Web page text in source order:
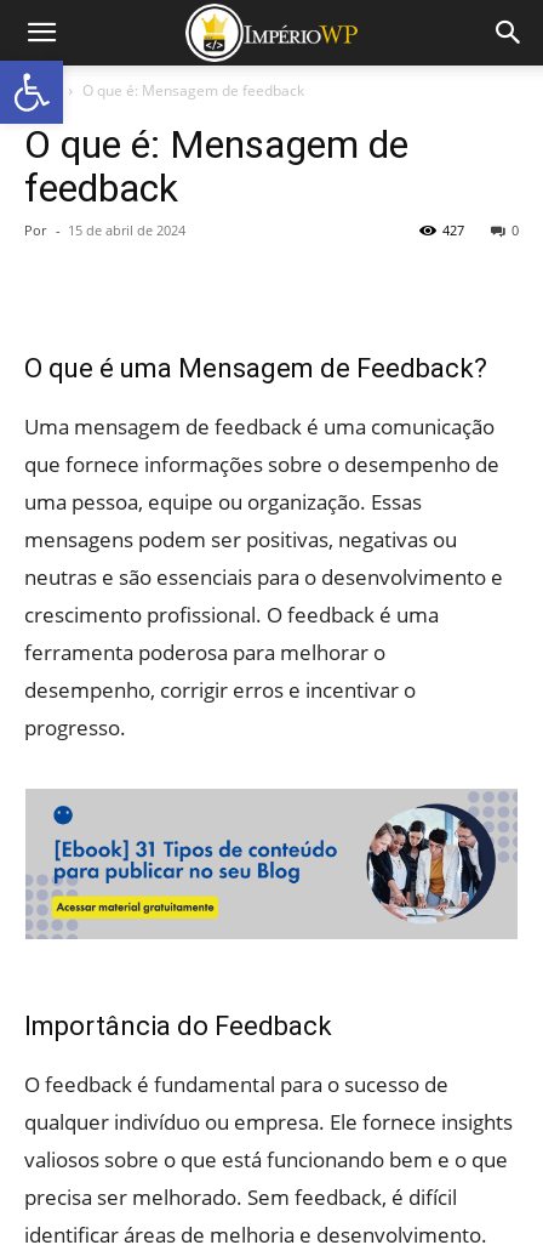
Início O que é: Mensagem de feedback
O que é: Mensagem de
feedback
Por - 15 de abril de 2024 0
427
O que é uma Mensagem de Feedback?
Uma mensagem de feedback é uma comunicação
que fornece informações sobre o desempenho de
uma pessoa, equipe ou organização. Essas
mensagens podem ser positivas, negativas ou
neutras e são essenciais para o desenvolvimento e
crescimento profissional. O feedback é uma
ferramenta poderosa para melhorar o
desempenho, corrigir erros e incentivar o
progresso.
Importância do Feedback
O feedback é fundamental para o sucesso de
qualquer indivíduo ou empresa. Ele fornece insights
valiosos sobre o que está funcionando bem e o que
precisa ser melhorado. Sem feedback, é difícil
identificar áreas de melhoria e desenvolvimento.
Abrir a barra de ferramentas